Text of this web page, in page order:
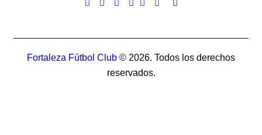
Fortaleza Fútbol Club © 2026. Todos los derechos
reservados.